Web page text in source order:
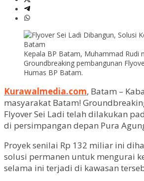
Kepala BP Batam, Muhammad Rudi
Groundbreaking pembangunan
Humas BP Batam.
Kurawalmedia.com, Batam –
masyarakat Batam!
Flyover Sei Ladi telah dilakukan
di persimpangan depan Pura
Proyek senilai Rp 132 miliar ini
solusi permanen untuk mengurai
selama ini terjadi di kawasan